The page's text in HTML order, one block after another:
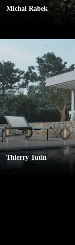
Michal Rabek
Thierry Tutin